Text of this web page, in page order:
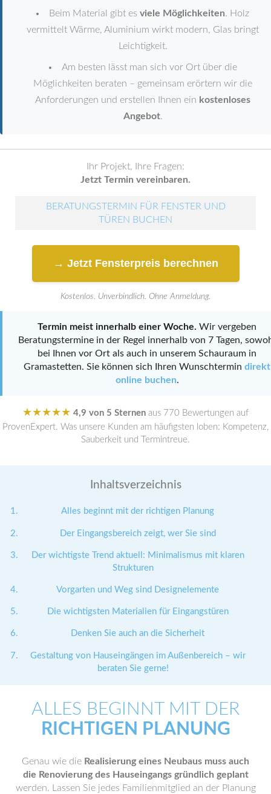
Beim Material gibt es viele Möglichkeiten. Holz
vermittelt Wärme, Aluminium wirkt modern, Glas bringt
Leichtigkeit.
Am besten lässt man sich vor Ort über die
Möglichkeiten beraten – gemeinsam erörtern wir die
Anforderungen und erstellen Ihnen ein kostenloses
Angebot.
Ihr Projekt, Ihre Fragen:
Jetzt Termin vereinbaren.
BERATUNGSTERMIN FÜR FENSTER UND
TÜREN BUCHEN
→ Jetzt Fensterpreis berechnen
Kostenlos. Unverbindlich. Ohne Anmeldung.
Termin meist innerhalb einer Woche. Wir vergeben
Beratungstermine in der Regel innerhalb von 7 Tagen,
bei Ihnen vor Ort als auch in unserem Schauraum in
Gramastetten. Sie können sich Ihren Wunschtermin direkt
online buchen.
★★★★★ 4,9 von 5 Sternen aus 770 Bewertungen auf
ProvenExpert. Was unsere Kunden am häufigsten loben: Kompetenz,
Sauberkeit und Termintreue.
Inhaltsverzeichnis
Alles beginnt mit der richtigen Planung
Der Eingangsbereich zeigt, wer Sie sind
Der wichtigste Trend aktuell: Minimalismus mit klaren
Strukturen
Vorgarten und Weg sind Designelemente
Die wichtigsten Materialien für Eingangstüren
Denken Sie auch an die Sicherheit
Gestaltung von Hauseingängen im Außenbereich – wir
beraten Sie gerne!
ALLES BEGINNT MIT DER
RICHTIGEN PLANUNG
Genau wie die Realisierung eines Neubaus muss auch
die Renovierung des Hauseingangs gründlich geplant
werden. Lassen Sie jedes Familienmitglied an der Planung